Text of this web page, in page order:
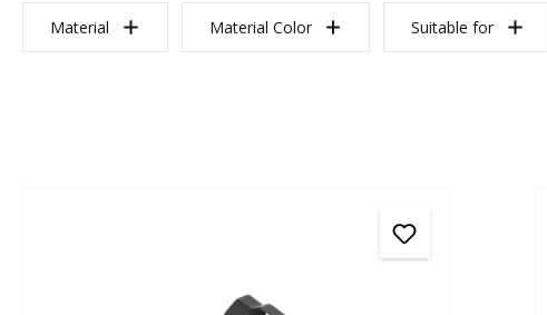
Material Material Color Suitable for